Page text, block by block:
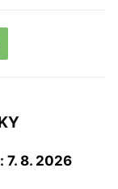
7. 8. 2026